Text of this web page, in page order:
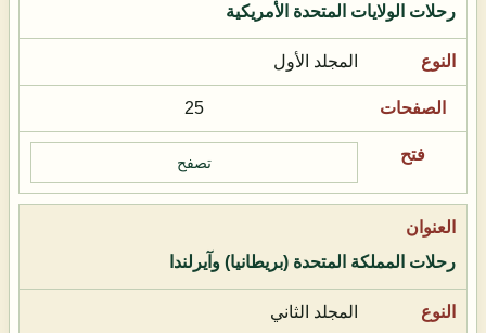
رحلات الولايات المتحدة الأمريكية
المجلد الأول
25
تصفح
رحلات المملكة المتحدة (بريطانيا) وآيرلندا
المجلد الثاني